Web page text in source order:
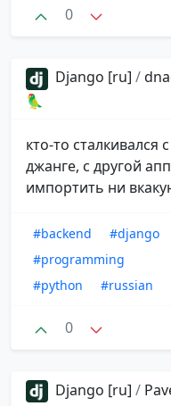
0
Django [ru] /
🦜
кто-то
джанге, с другой
импортить ни
#backend
#django
#programming
#python
#russian
0
Django [ru] /